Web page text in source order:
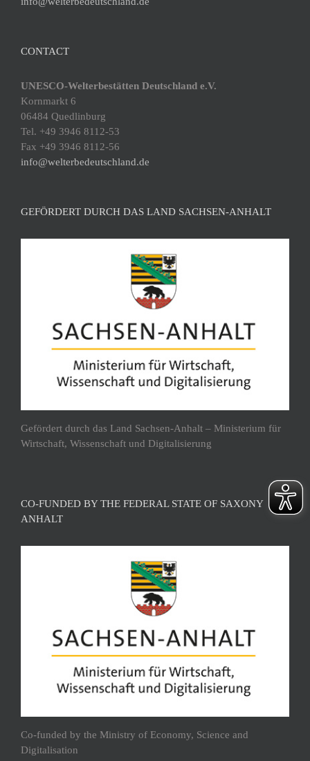
CONTACT
UNESCO-Welterbestätten Deutschland e.V.
Kornmarkt 6
06484 Quedlinburg
Tel. +49 3946 8112-53
Fax +49 3946 8112-56
info@welterbedeutschland.de
GEFÖRDERT DURCH DAS LAND SACHSEN-ANHALT
Gefördert durch das Land Sachsen-Anhalt – Ministerium für
Wirtschaft, Wissenschaft und Digitalisierung
CO-FUNDED BY THE FEDERAL STATE OF SAXONY
ANHALT
Co-funded by the Ministry of Economy, Science and
Digitalisation